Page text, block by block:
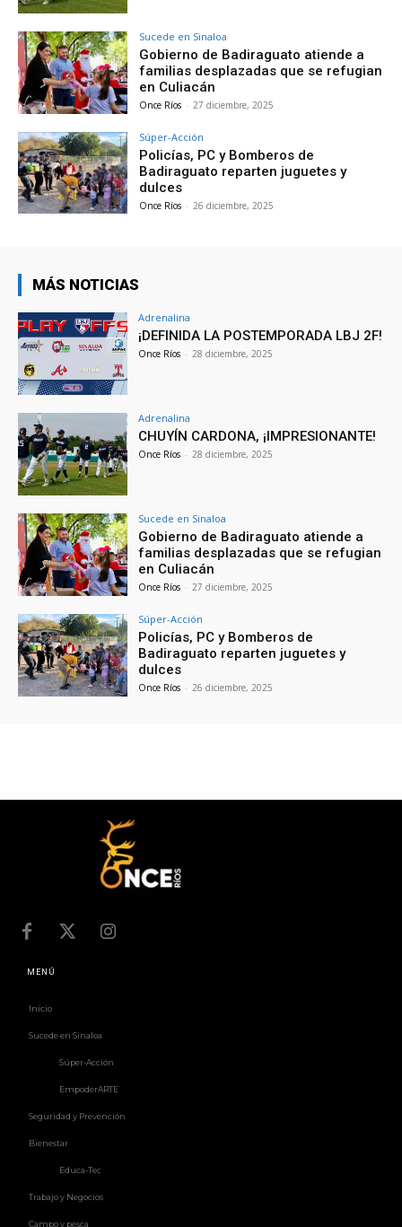
Sucede en Sinaloa
Gobierno de Badiraguato atiende a
familias desplazadas que se refugian
en Culiacán
Once Ríos - 27 diciembre, 2025
Súper-Acción
Policías, PC y Bomberos de
Badiraguato reparten juguetes y
dulces
Once Ríos - 26 diciembre, 2025
MÁS NOTICIAS
Adrenalina
¡DEFINIDA LA POSTEMPORADA LBJ 2F!
Once Ríos - 28 diciembre, 2025
Adrenalina
CHUYÍN CARDONA, ¡IMPRESIONANTE!
Once Ríos - 28 diciembre, 2025
Sucede en Sinaloa
Gobierno de Badiraguato atiende a
familias desplazadas que se refugian
en Culiacán
Once Ríos - 27 diciembre, 2025
Súper-Acción
Policías, PC y Bomberos de
Badiraguato reparten juguetes y
dulces
Once Ríos - 26 diciembre, 2025
MENÚ
Inicio
Sucede en Sinaloa
Súper-Acción
EmpoderARTE
Seguridad y Prevención
Bienestar
Educa-Tec
Trabajo y Negocios
Campo y pesca